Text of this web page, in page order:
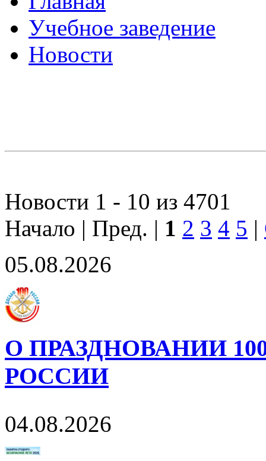
Учебное заведение
Новости
Новости 1 - 10 из 4701
Начало | Пред. | 1 2 3 4 5 |
05.08.2026
О ПРАЗДНОВАНИИ
РОССИИ
04.08.2026